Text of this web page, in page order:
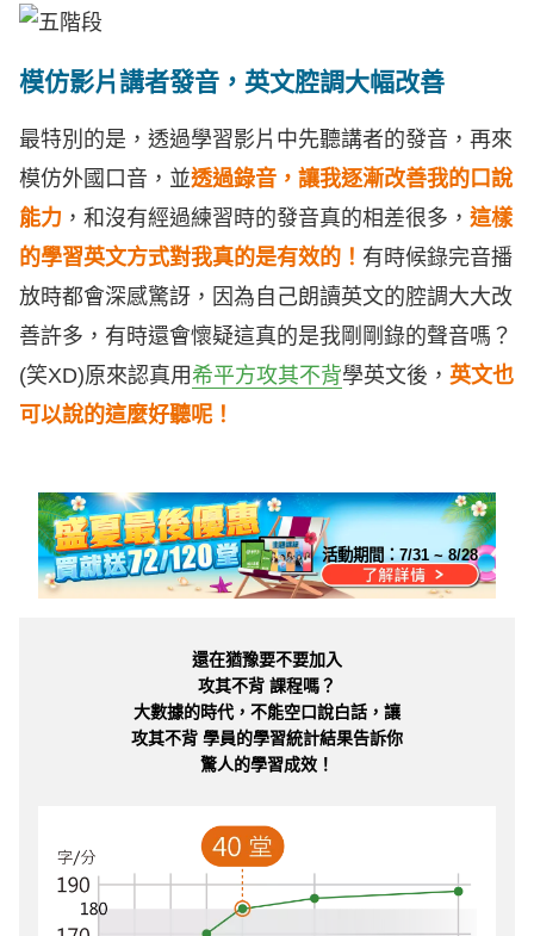
模仿影片講者發音，英文腔調大幅改善
最特別的是，透過學習影片中先聽講者的發音，再來
模仿外國口音，並透過錄音，讓我逐漸改善我的口說
能力 ，和沒有經過練習時的發音真的相差很多， 這樣
的學習英文方式對我真的是有效的！ 有時候錄完音播
放時都會深感驚訝，因為自己朗讀英文的腔調大大改
善許多，有時還會懷疑這真的是我剛剛錄的聲音嗎？
(笑XD)原來認真用希平方攻其不背學英文後， 英文也
可以說的這麼好聽呢！
活動期間：7/31 ~ 8/28
還在猶豫要不要加入
攻其不背 課程嗎？
大數據的時代，不能空口說白話，讓
攻其不背 學員的學習統計結果告訴你
驚人的學習成效！